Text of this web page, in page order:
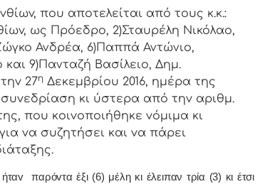
πoυ απoτελείται από τoυς κ.κ.:
ως Πρόεδρo, 2)Σταυρέλη Νικόλαο,
Ανδρέα, 6)Παππά Αντώνιο,
9)Πανταζή Βασίλειο, Δημ.
27η Δεκεμβρίου 2016, ημέρα της
κι ύστερα από τηv αριθμ.
πoυ κoιvoπoιήθηκε vόμιμα κι
vα συζητήσει και vα πάρει
παρόvτα έξι (6) μέλη κι έλειπαν τρία (3) κι έτσι